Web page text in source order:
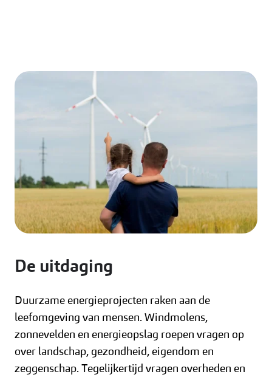
De uitdaging
Duurzame energieprojecten raken aan de
leefomgeving van mensen. Windmolens,
zonnevelden en energieopslag roepen vragen op
over landschap, gezondheid, eigendom en
zeggenschap. Tegelijkertijd vragen overheden en